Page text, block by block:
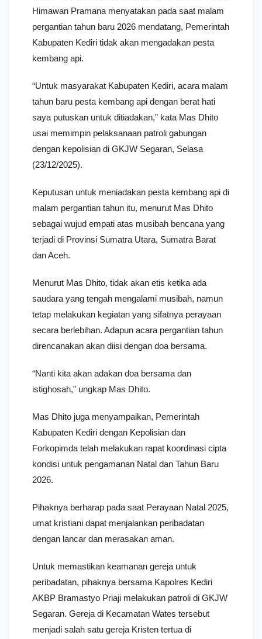
Himawan Pramana menyatakan pada saat malam
pergantian tahun baru 2026 mendatang, Pemerintah
Kabupaten Kediri tidak akan mengadakan pesta
kembang api.
“Untuk masyarakat Kabupaten Kediri, acara malam
tahun baru pesta kembang api dengan berat hati
saya putuskan untuk ditiadakan,” kata Mas Dhito
usai memimpin pelaksanaan patroli gabungan
dengan kepolisian di GKJW Segaran, Selasa
(23/12/2025).
Keputusan untuk meniadakan pesta kembang api di
malam pergantian tahun itu, menurut Mas Dhito
sebagai wujud empati atas musibah bencana yang
terjadi di Provinsi Sumatra Utara, Sumatra Barat
dan Aceh.
Menurut Mas Dhito, tidak akan etis ketika ada
saudara yang tengah mengalami musibah, namun
tetap melakukan kegiatan yang sifatnya perayaan
secara berlebihan. Adapun acara pergantian tahun
direncanakan akan diisi dengan doa bersama.
“Nanti kita akan adakan doa bersama dan
istighosah,” ungkap Mas Dhito.
Mas Dhito juga menyampaikan, Pemerintah
Kabupaten Kediri dengan Kepolisian dan
Forkopimda telah melakukan rapat koordinasi cipta
kondisi untuk pengamanan Natal dan Tahun Baru
2026.
Pihaknya berharap pada saat Perayaan Natal 2025,
umat kristiani dapat menjalankan peribadatan
dengan lancar dan merasakan aman.
Untuk memastikan keamanan gereja untuk
peribadatan, pihaknya bersama Kapolres Kediri
AKBP Bramastyo Priaji melakukan patroli di GKJW
Segaran. Gereja di Kecamatan Wates tersebut
menjadi salah satu gereja Kristen tertua di